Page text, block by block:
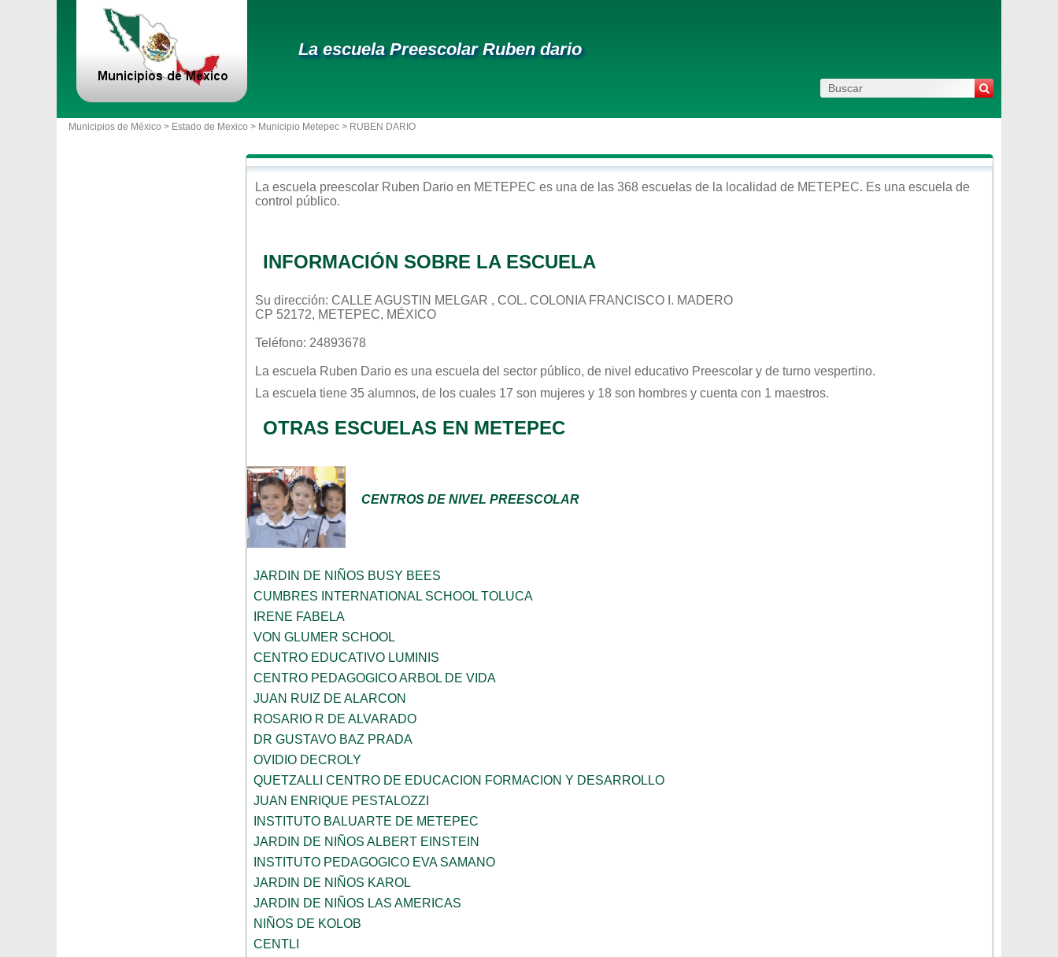
La escuela Preescolar Ruben dario
Municipios de México > Estado de Mexico > Municipio Metepec > RUBEN DARIO
La escuela preescolar Ruben Dario en METEPEC es una de las 368 escuelas de la localidad de METEPEC. Es una escuela de
control público.
INFORMACIÓN SOBRE LA ESCUELA
Su dirección: CALLE AGUSTIN MELGAR , COL. COLONIA FRANCISCO I. MADERO
CP 52172, METEPEC, MÉXICO
Teléfono: 24893678
La escuela Ruben Dario es una escuela del sector público, de nivel educativo Preescolar y de turno vespertino.
La escuela tiene 35 alumnos, de los cuales 17 son mujeres y 18 son hombres y cuenta con 1 maestros.
OTRAS ESCUELAS EN METEPEC
CENTROS DE NIVEL PREESCOLAR
JARDIN DE NIÑOS BUSY BEES
CUMBRES INTERNATIONAL SCHOOL TOLUCA
IRENE FABELA
VON GLUMER SCHOOL
CENTRO EDUCATIVO LUMINIS
CENTRO PEDAGOGICO ARBOL DE VIDA
JUAN RUIZ DE ALARCON
ROSARIO R DE ALVARADO
DR GUSTAVO BAZ PRADA
OVIDIO DECROLY
QUETZALLI CENTRO DE EDUCACION FORMACION Y DESARROLLO
JUAN ENRIQUE PESTALOZZI
INSTITUTO BALUARTE DE METEPEC
JARDIN DE NIÑOS ALBERT EINSTEIN
INSTITUTO PEDAGOGICO EVA SAMANO
JARDIN DE NIÑOS KAROL
JARDIN DE NIÑOS LAS AMERICAS
NIÑOS DE KOLOB
CENTLI